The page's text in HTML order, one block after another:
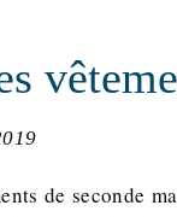
de seconde